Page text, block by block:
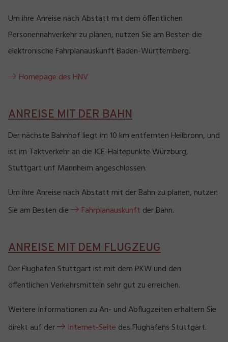
Um ihre Anreise nach Abstatt mit dem öffentlichen
Personennahverkehr zu planen, nutzen Sie am Besten die
elektronische Fahrplanauskunft Baden-Württemberg.
Homepage des HNV
ANREISE MIT DER BAHN
Der nächste Bahnhof liegt im 10 km entfernten Heilbronn, und
ist im Taktverkehr an die ICE-Haltepunkte Würzburg,
Stuttgart unf Mannheim angeschlossen.
Um ihre Anreise nach Abstatt mit der Bahn zu planen, nutzen
Sie am Besten die
Fahrplanauskunft der Bahn.
ANREISE MIT DEM FLUGZEUG
Der Flughafen Stuttgart ist mit dem PKW und den
öffentlichen Verkehrsmitteln sehr gut zu erreichen.
Weitere Informationen zu An- und Abflugzeiten erhaltern Sie
direkt auf der
Internet-Seite des Flughafens Stuttgart.